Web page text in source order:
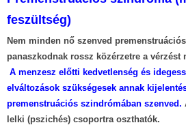
feszültség)
Nem minden nő szenved
panaszkodnak rossz közérzetre a vérzést
A menzesz előtti kedvetlenség és
elváltozások szükségesek annak
premenstruációs szindrómában szenved.
lelki (pszichés) csoportra oszthatók.